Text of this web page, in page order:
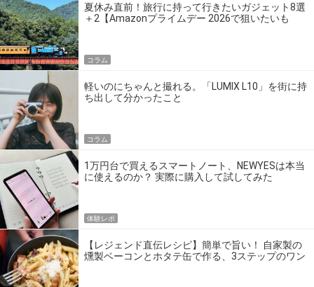
夏休み直前！旅行に持って行きたいガジェット8選
＋2【Amazonプライムデー 2026で狙いたいも
コラム
軽いのにちゃんと撮れる。「LUMIX L10」を街に持
ち出して分かったこと
コラム
1万円台で買えるスマートノート、NEWYESは本当
に使えるのか？ 実際に購入して試してみた
体験レポ
【レジェンド直伝レシピ】簡単で旨い！ 自家製の
燻製ベーコンとホタテ缶で作る、3ステップのワン